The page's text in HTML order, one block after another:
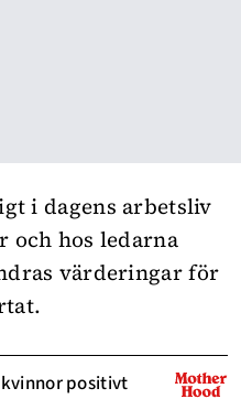
i dagens arbetsliv
och hos ledarna
värderingar för
positivt